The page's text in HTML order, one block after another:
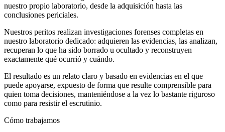
nuestro propio laboratorio, desde la adquisición hasta las
conclusiones periciales.
Nuestros peritos realizan investigaciones forenses completas en
nuestro laboratorio dedicado: adquieren las evidencias, las analizan,
recuperan lo que ha sido borrado u ocultado y reconstruyen
exactamente qué ocurrió y cuándo.
El resultado es un relato claro y basado en evidencias en el que
puede apoyarse, expuesto de forma que resulte comprensible para
quien toma decisiones, manteniéndose a la vez lo bastante riguroso
como para resistir el escrutinio.
Cómo trabajamos